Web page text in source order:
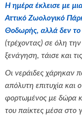
Η ημέρα έκλεισε με
Αττικό Ζωολογικό
Θοδωρής, αλλά δεν το
(τρέχοντας) σε όλη
ξενάγηση, τάισε και
Οι νεράιδες χάρηκαν
απόλυτη επιτυχία
φορτωμένος με δώρα
του παίκτες μέσα στο